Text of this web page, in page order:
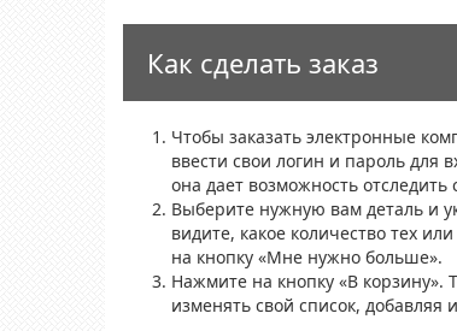
Как сделать заказ
Чтобы заказать электронные
ввести свои логин и пароль для
она дает возможность
Выберите нужную вам деталь и
видите, какое количество тех
на кнопку «Мне нужно больше».
Нажмите на кнопку «В корзину».
изменять свой список, добавляя